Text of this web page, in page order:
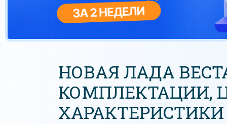
НОВАЯ ЛАДА
КОМПЛЕКТАЦИИ,
ХАРАКТЕРИСТИКИ